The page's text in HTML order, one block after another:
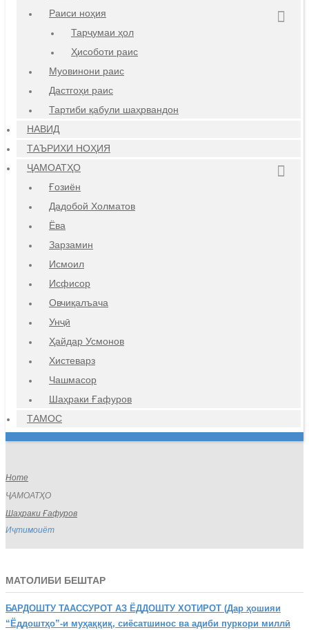
Раиси ноҳия
Тарҷумаи ҳол
Ҳисоботи раис
Муовинони раис
Дастгоҳи раис
Тартиби қабули шаҳрвандон
НАВИД
ТАЪРИХИ НОҲИЯ
ҶАМОАТҲО
Ғозиён
Дадобой Холматов
Ёва
Зарзамин
Исмоил
Исфисор
Овчиқалъача
Унҷӣ
Ҳайдар Усмонов
Хистеварз
Чашмасор
Шаҳраки Ғафуров
ТАМОС
Home
ҶАМОАТҲО
Шаҳраки Ғафуров
Иҷтимоиёт
МАТОЛИБИ БЕШТАР
БАРДОШТУ ТААССУРОТ АЗ ЁДДОШТУ ХОТИРОТ (Дар ҳошияи
“Ёддоштҳо”-и муҳаққиқ, сиёсатшинос ва адиби пуркори миллӣ